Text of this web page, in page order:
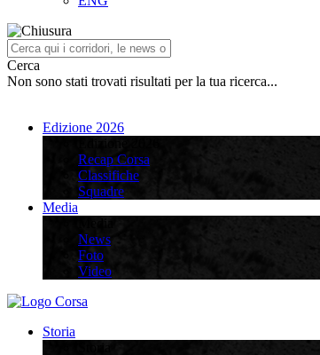
Cerca
Non sono stati trovati risultati per la tua ricerca...
Edizione 2026
Recap Corsa
Classifiche
Squadre
Media
News
Foto
Video
Storia